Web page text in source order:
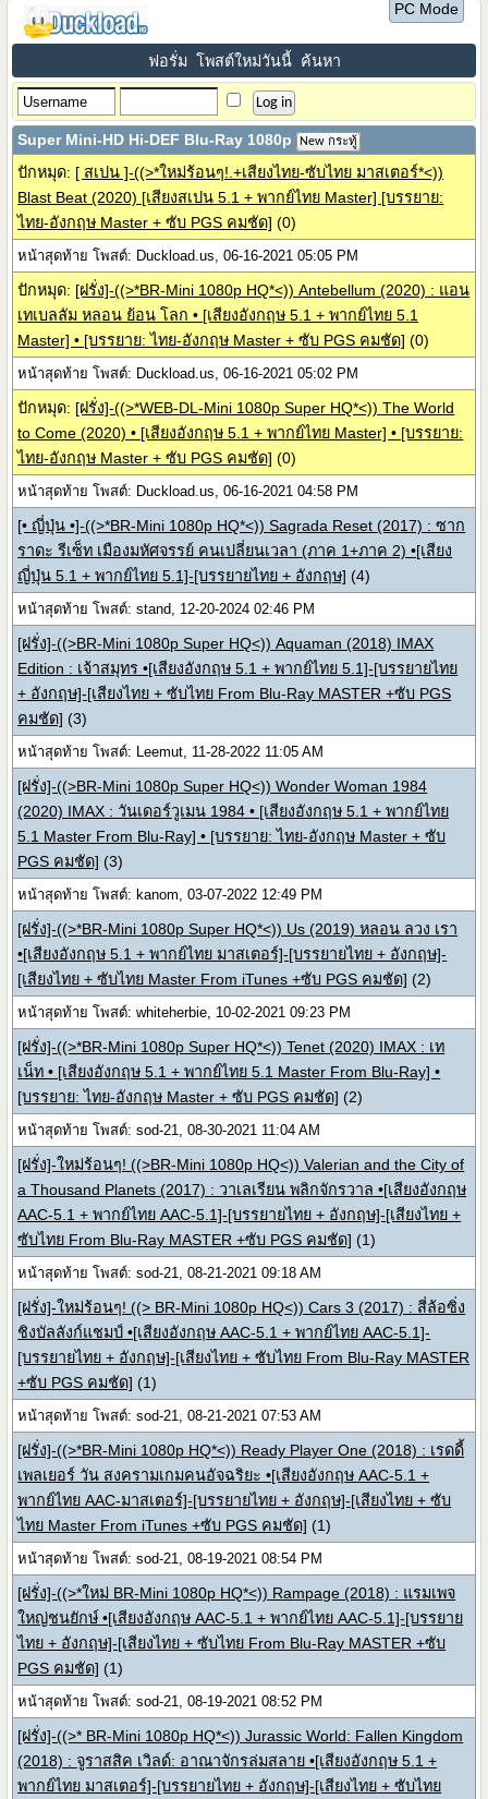
PC Mode
ฟอรั่ม โพสต์ใหม่วันนี้ ค้นหา
Super Mini-HD Hi-DEF Blu-Ray 1080p New กระทู้
ปักหมุด: [ สเปน ]-((>*ใหม่ร้อนๆ!.+เสียงไทย-ซับไทย มาสเตอร์*<))
Blast Beat (2020) [เสียงสเปน 5.1 + พากย์ไทย Master] [บรรยาย:
ไทย-อังกฤษ Master + ซับ PGS คมชัด] (0)
หน้าสุดท้าย โพสต์: Duckload.us, 06-16-2021 05:05 PM
ปักหมุด: [ฝรั่ง]-((>*BR-Mini 1080p HQ*<)) Antebellum (2020) : แอน
เทเบลลัม หลอน ย้อน โลก • [เสียงอังกฤษ 5.1 + พากย์ไทย 5.1
Master] • [บรรยาย: ไทย-อังกฤษ Master + ซับ PGS คมชัด] (0)
หน้าสุดท้าย โพสต์: Duckload.us, 06-16-2021 05:02 PM
ปักหมุด: [ฝรั่ง]-((>*WEB-DL-Mini 1080p Super HQ*<)) The World
to Come (2020) • [เสียงอังกฤษ 5.1 + พากย์ไทย Master] • [บรรยาย:
ไทย-อังกฤษ Master + ซับ PGS คมชัด] (0)
หน้าสุดท้าย โพสต์: Duckload.us, 06-16-2021 04:58 PM
[• ญี่ปุ่น •]-((>*BR-Mini 1080p HQ*<)) Sagrada Reset (2017) : ซาก
ราดะ รีเซ็ท เมืองมหัศจรรย์ คนเปลี่ยนเวลา (ภาค 1+ภาค 2) •[เสียง
ญี่ปุ่น 5.1 + พากย์ไทย 5.1]-[บรรยายไทย + อังกฤษ] (4)
หน้าสุดท้าย โพสต์: stand, 12-20-2024 02:46 PM
[ฝรั่ง]-((>BR-Mini 1080p Super HQ<)) Aquaman (2018) IMAX
Edition : เจ้าสมุทร •[เสียงอังกฤษ 5.1 + พากย์ไทย 5.1]-[บรรยายไทย
+ อังกฤษ]-[เสียงไทย + ซับไทย From Blu-Ray MASTER +ซับ PGS
คมชัด] (3)
หน้าสุดท้าย โพสต์: Leemut, 11-28-2022 11:05 AM
[ฝรั่ง]-((>BR-Mini 1080p Super HQ<)) Wonder Woman 1984
(2020) IMAX : วันเดอร์วูเมน 1984 • [เสียงอังกฤษ 5.1 + พากย์ไทย
5.1 Master From Blu-Ray] • [บรรยาย: ไทย-อังกฤษ Master + ซับ
PGS คมชัด] (3)
หน้าสุดท้าย โพสต์: kanom, 03-07-2022 12:49 PM
[ฝรั่ง]-((>*BR-Mini 1080p Super HQ*<)) Us (2019) หลอน ลวง เรา
•[เสียงอังกฤษ 5.1 + พากย์ไทย มาสเตอร์]-[บรรยายไทย + อังกฤษ]-
[เสียงไทย + ซับไทย Master From iTunes +ซับ PGS คมชัด] (2)
หน้าสุดท้าย โพสต์: whiteherbie, 10-02-2021 09:23 PM
[ฝรั่ง]-((>*BR-Mini 1080p Super HQ*<)) Tenet (2020) IMAX : เท
เน็ท • [เสียงอังกฤษ 5.1 + พากย์ไทย 5.1 Master From Blu-Ray] •
[บรรยาย: ไทย-อังกฤษ Master + ซับ PGS คมชัด] (2)
หน้าสุดท้าย โพสต์: sod-21, 08-30-2021 11:04 AM
[ฝรั่ง]-ใหม่ร้อนๆ! ((>BR-Mini 1080p HQ<)) Valerian and the City of
a Thousand Planets (2017) : วาเลเรียน พลิกจักรวาล •[เสียงอังกฤษ
AAC-5.1 + พากย์ไทย AAC-5.1]-[บรรยายไทย + อังกฤษ]-[เสียงไทย +
ซับไทย From Blu-Ray MASTER +ซับ PGS คมชัด] (1)
หน้าสุดท้าย โพสต์: sod-21, 08-21-2021 09:18 AM
[ฝรั่ง]-ใหม่ร้อนๆ! ((> BR-Mini 1080p HQ<)) Cars 3 (2017) : สี่ล้อซิ่ง
ชิงบัลลังก์แชมป์ •[เสียงอังกฤษ AAC-5.1 + พากย์ไทย AAC-5.1]-
[บรรยายไทย + อังกฤษ]-[เสียงไทย + ซับไทย From Blu-Ray MASTER
+ซับ PGS คมชัด] (1)
หน้าสุดท้าย โพสต์: sod-21, 08-21-2021 07:53 AM
[ฝรั่ง]-((>*BR-Mini 1080p HQ*<)) Ready Player One (2018) : เรดดี้
เพลเยอร์ วัน สงครามเกมคนอัจฉริยะ •[เสียงอังกฤษ AAC-5.1 +
พากย์ไทย AAC-มาสเตอร์]-[บรรยายไทย + อังกฤษ]-[เสียงไทย + ซับ
ไทย Master From iTunes +ซับ PGS คมชัด] (1)
หน้าสุดท้าย โพสต์: sod-21, 08-19-2021 08:54 PM
[ฝรั่ง]-((>*ใหม่ BR-Mini 1080p HQ*<)) Rampage (2018) : แรมเพจ
ใหญ่ชนยักษ์ •[เสียงอังกฤษ AAC-5.1 + พากย์ไทย AAC-5.1]-[บรรยาย
ไทย + อังกฤษ]-[เสียงไทย + ซับไทย From Blu-Ray MASTER +ซับ
PGS คมชัด] (1)
หน้าสุดท้าย โพสต์: sod-21, 08-19-2021 08:52 PM
[ฝรั่ง]-((>* BR-Mini 1080p HQ*<)) Jurassic World: Fallen Kingdom
(2018) : จูราสสิค เวิลด์: อาณาจักรล่มสลาย •[เสียงอังกฤษ 5.1 +
พากย์ไทย มาสเตอร์]-[บรรยายไทย + อังกฤษ]-[เสียงไทย + ซับไทย